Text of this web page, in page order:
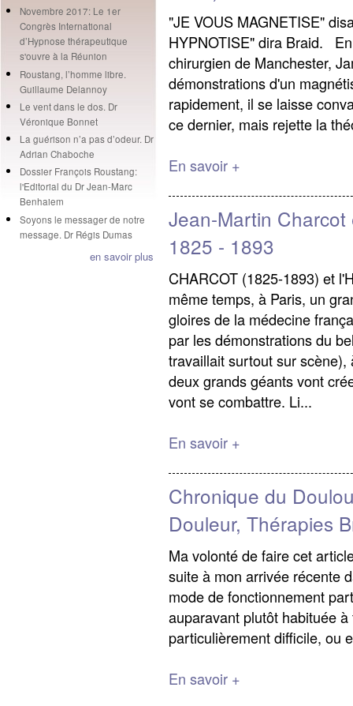
Novembre 2017: Le 1er
Congrès International
d’Hypnose thérapeutique
s'ouvre à la Réunion
Roustang, l’homme libre.
Guillaume Delannoy
Le vent dans le dos. Dr
Véronique Bonnet
La guérison n’a pas d’odeur. Dr
Adrian Chaboche
Dossier François Roustang:
l'Editorial du Dr Jean-Marc
Benhaiem
Soyons le messager de notre
message. Dr Régis Dumas
en savoir plus
"JE VOUS MAGNETISE"
HYPNOTISE" dira Braid.
chirurgien de Manchester,
démonstrations d'un
rapidement, il se laisse
ce dernier, mais rejette la
En savoir +
Jean-Martin
1825 - 1893
CHARCOT (1825-1893) et
même temps, à Paris, un
gloires de la médecine
par les démonstrations du
travaillait surtout sur
deux grands géants vont
vont se combattre. Li...
En savoir +
Chronique du
Douleur, Thérapies
Ma volonté de faire cet
suite à mon arrivée récente
mode de fonctionnement
auparavant plutôt habituée
particulièrement difficile, ou
En savoir +